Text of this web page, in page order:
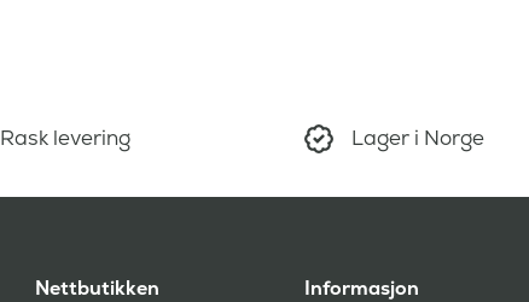
Rask levering Lager i Norge
Nettbutikken
Informasjon